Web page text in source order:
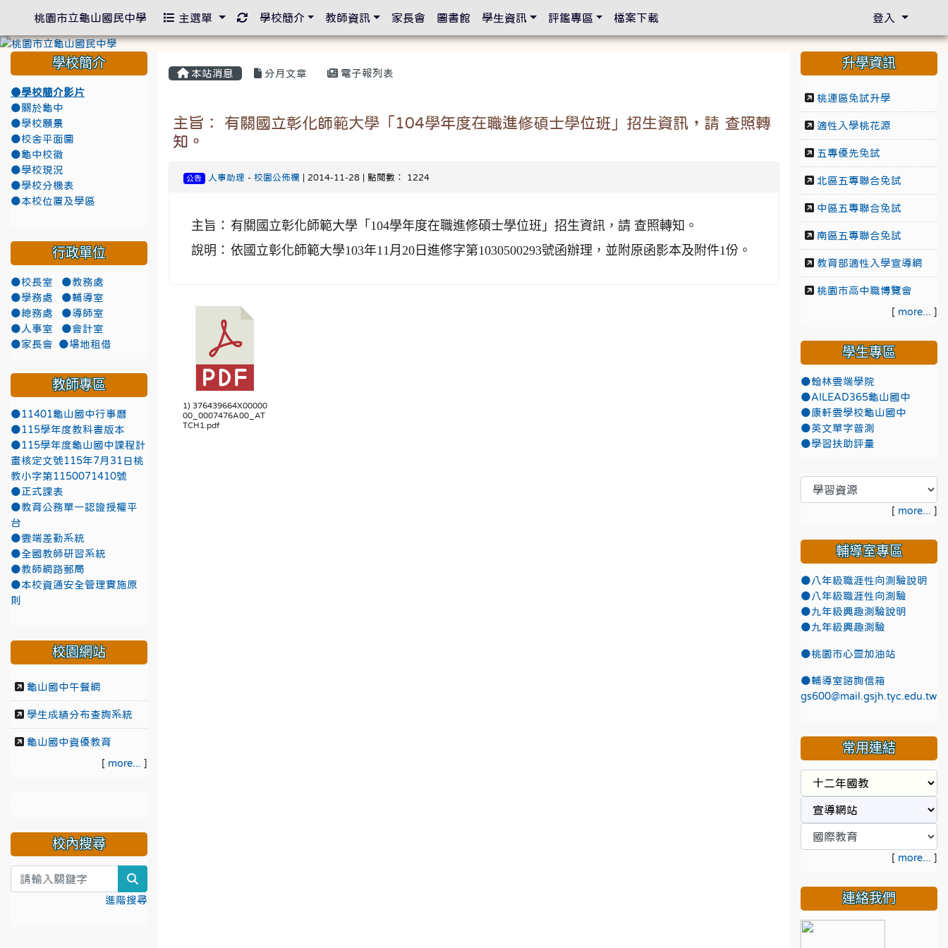
本站消息 分月文章 電子報列表
主旨： 有關國立彰化師範大學「104學年度在職進修碩士學位班」招生資訊，請 查照轉
知。
公告 人事助理 - 校園公佈欄 | 2014-11-28 | 點閱數： 1224
主旨： 有關國立彰化師範大學「104學年度在職進修碩士學位班」招生資訊，請 查照轉知。
說明： 依國立彰化師範大學103年11月20日進修字第1030500293號函辦理，並附原函影本及附件1份。
1) 376439664X00000
00_0007476A00_AT
TCH1.pdf
學校簡介
●學校簡介影片
●關於龜中
●學校願景
●校舍平面圖
●龜中校徽
●學校現況
●學校分機表
●本校位置及學區
行政單位
●校長室
●教務處
●學務處
●輔導室
●總務處
●導師室
●人事室
●會計室
●家長會
●場地租借
教師專區
●11401龜山國中行事曆
●115學年度教科書版本
●115學年度龜山國中課程計
畫核定文號115年7月31日桃
教小字第1150071410號
●正式課表
●教育公務單一認證授權平
台
●雲端差勤系統
●全國教師研習系統
●教師網路郵局
●本校資通安全管理實施原
則
校園網站
龜山國中午餐網
學生成績分布查詢系統
龜山國中資優教育
[ more... ]
校內搜尋
進階搜尋
升學資訊
桃連區免試升學
適性入學桃花源
五專優先免試
北區五專聯合免試
中區五專聯合免試
南區五專聯合免試
教育部適性入學宣導網
桃園市高中職博覽會
[ more... ]
學生專區
●翰林雲端學院
●AILEAD365龜山國中
●康軒雲學校龜山國中
●英文單字普測
●學習扶助評量
[ more... ]
輔導室專區
●八年級職涯性向測驗說明
●八年級職涯性向測驗
●九年級興趣測驗說明
●九年級興趣測驗
●桃園市心靈加油站
●輔導室諮詢信箱
gs600@mail.gsjh.tyc.edu.tw
常用連結
[ more... ]
連絡我們
桃園市立龜山國民中學 主選單 重新取得佈景設定
學校簡介 教師資訊 家長會 圖書館 學生資訊 評鑑專區 檔案下載 登入